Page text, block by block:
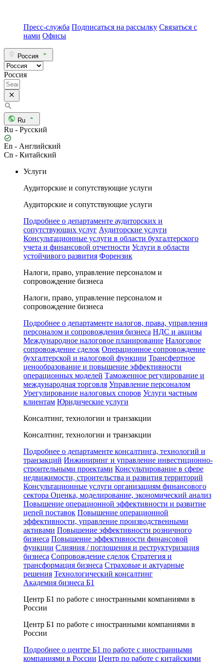
Пресс-служба Подписаться на рассылку Связаться с
нами Офисы
Россия
Россия
Ru
Ru - Русский
En - Английский
Cn - Китайский
Услуги
Аудиторские и сопутствующие услуги
Аудиторские и сопутствующие услуги
Подробнее о департаменте аудиторских и
сопутствующих услуг Аудиторские услуги
Консультационные услуги в области бухгалтерского
учета и финансовой отчетности Услуги в области
устойчивого развития Форензик
Налоги, право, управление персоналом и
сопровождение бизнеса
Налоги, право, управление персоналом и
сопровождение бизнеса
Подробнее о департаменте налогов, права, управления
персоналом и сопровождения бизнеса НДС и акцизы
Международное налоговое планирование Налоговое
сопровождение сделок Операционное сопровождение
бухгалтерской и налоговой функции Трансфертное
ценообразование и повышение эффективности
операционных моделей Таможенное регулирование и
международная торговля Управление персоналом
Урегулирование налоговых споров Услуги частным
клиентам Юридические услуги
Консалтинг, технологии и транзакции
Консалтинг, технологии и транзакции
Подробнее о департаменте консалтинга, технологий и
транзакций Инжиниринг и управление инвестиционно-
строительными проектами Консультирование в сфере
недвижимости, строительства и развития территорий
Консультационные услуги организациям финансового
сектора Оценка, моделирование, экономический анализ
Повышение операционной эффективности и развитие
цепей поставок Повышение операционной
эффективности, управление производственными
активами Повышение эффективности розничного
бизнеса Повышение эффективности финансовой
функции Слияния / поглощения и реструктуризация
бизнеса Сопровождение сделок Стратегия и
трансформация бизнеса Страховые и актуарные
решения Технологический консалтинг
Академия бизнеса Б1
Центр Б1 по работе с иностранными компаниями в
России
Центр Б1 по работе с иностранными компаниями в
России
Подробнее о центре Б1 по работе с иностранными
компаниями в России Центр по работе с китайскими